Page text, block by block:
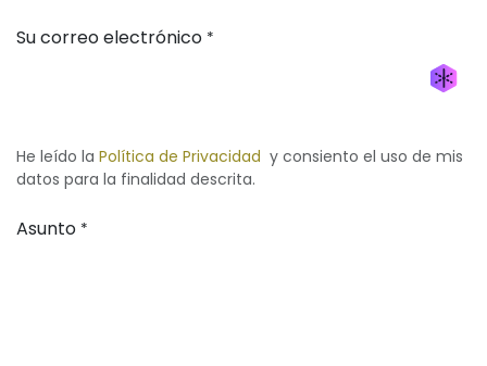
Su correo electrónico *
He leído la Política de Privacidad y consiento el uso de mis
datos para la finalidad descrita.
Asunto *